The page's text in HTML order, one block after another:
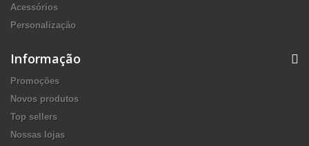
Acessórios
Personalização
Informação
Promoções
Novos produtos
Top sellers
Nossas lojas